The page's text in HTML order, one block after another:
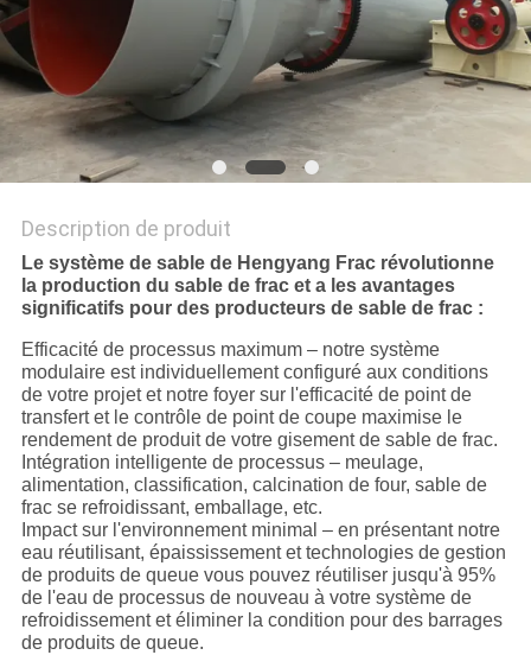
POLITIQUE
DE
CONFIDENTIALITÉ
Description de produit
Le système de sable de Hengyang Frac révolutionne
la production du sable de frac et a les avantages
significatifs pour des producteurs de sable de frac :
Efficacité de processus maximum – notre système
modulaire est individuellement configuré aux conditions
de votre projet et notre foyer sur l'efficacité de point de
transfert et le contrôle de point de coupe maximise le
rendement de produit de votre gisement de sable de frac.
Intégration intelligente de processus – meulage,
alimentation, classification, calcination de four, sable de
frac se refroidissant, emballage, etc.
Impact sur l'environnement minimal – en présentant notre
eau réutilisant, épaississement et technologies de gestion
de produits de queue vous pouvez réutiliser jusqu'à 95%
de l'eau de processus de nouveau à votre système de
refroidissement et éliminer la condition pour des barrages
de produits de queue.